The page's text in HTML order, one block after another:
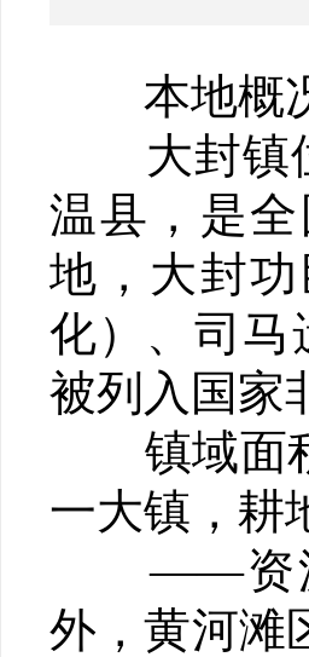
本地概
大封镇位
温县，是
地，大封
化）、司马
被列入国家
镇域面积
一大镇，耕
——资源
外，黄河滩